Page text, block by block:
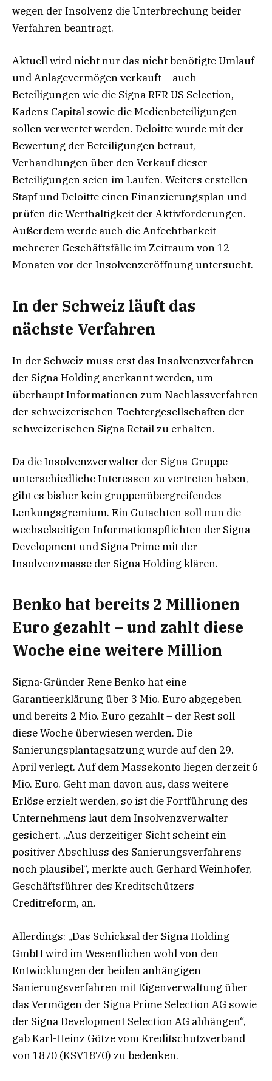
wegen der Insolvenz die Unterbrechung beider
Verfahren beantragt.
Aktuell wird nicht nur das nicht benötigte Umlauf-
und Anlagevermögen verkauft – auch
Beteiligungen wie die Signa RFR US Selection,
Kadens Capital sowie die Medienbeteiligungen
sollen verwertet werden. Deloitte wurde mit der
Bewertung der Beteiligungen betraut,
Verhandlungen über den Verkauf dieser
Beteiligungen seien im Laufen. Weiters erstellen
Stapf und Deloitte einen Finanzierungsplan und
prüfen die Werthaltigkeit der Aktivforderungen.
Außerdem werde auch die Anfechtbarkeit
mehrerer Geschäftsfälle im Zeitraum von 12
Monaten vor der Insolvenzeröffnung untersucht.
In der Schweiz läuft das
nächste Verfahren
In der Schweiz muss erst das Insolvenzverfahren
der Signa Holding anerkannt werden, um
überhaupt Informationen zum Nachlassverfahren
der schweizerischen Tochtergesellschaften der
schweizerischen Signa Retail zu erhalten.
Da die Insolvenzverwalter der Signa-Gruppe
unterschiedliche Interessen zu vertreten haben,
gibt es bisher kein gruppenübergreifendes
Lenkungsgremium. Ein Gutachten soll nun die
wechselseitigen Informationspflichten der Signa
Development und Signa Prime mit der
Insolvenzmasse der Signa Holding klären.
Benko hat bereits 2 Millionen
Euro gezahlt – und zahlt diese
Woche eine weitere Million
Signa-Gründer Rene Benko hat eine
Garantieerklärung über 3 Mio. Euro abgegeben
und bereits 2 Mio. Euro gezahlt – der Rest soll
diese Woche überwiesen werden. Die
Sanierungsplantagsatzung wurde auf den 29.
April verlegt. Auf dem Massekonto liegen derzeit 6
Mio. Euro. Geht man davon aus, dass weitere
Erlöse erzielt werden, so ist die Fortführung des
Unternehmens laut dem Insolvenzverwalter
gesichert. „Aus derzeitiger Sicht scheint ein
positiver Abschluss des Sanierungsverfahrens
noch plausibel“, merkte auch Gerhard Weinhofer,
Geschäftsführer des Kreditschützers
Creditreform, an.
Allerdings: „Das Schicksal der Signa Holding
GmbH wird im Wesentlichen wohl von den
Entwicklungen der beiden anhängigen
Sanierungsverfahren mit Eigenverwaltung über
das Vermögen der Signa Prime Selection AG sowie
der Signa Development Selection AG abhängen“,
gab Karl-Heinz Götze vom Kreditschutzverband
von 1870 (KSV1870) zu bedenken.